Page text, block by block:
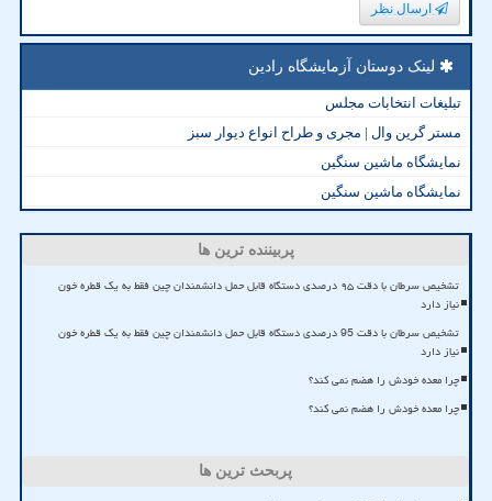
ارسال نظر
لینک دوستان آزمایشگاه رادین
تبلیغات انتخابات مجلس
مستر گرین وال | مجری و طراح انواع دیوار سبز
نمایشگاه ماشین سنگین
نمایشگاه ماشین سنگین
پربیننده ترین ها
تشخیص سرطان با دقت ۹۵ درصدی دستگاه قابل حمل دانشمندان چین فقط به یک قطره خون
نیاز دارد
تشخیص سرطان با دقت 95 درصدی دستگاه قابل حمل دانشمندان چین فقط به یک قطره خون
نیاز دارد
چرا معده خودش را هضم نمی کند؟
چرا معده خودش را هضم نمی کند؟
پربحث ترین ها